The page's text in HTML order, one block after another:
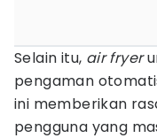
Selain itu, air fryer
pengaman
ini memberikan
pengguna yang